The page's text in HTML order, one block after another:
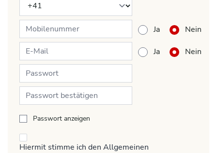
Ja Nein
Ja Nein
Passwort anzeigen
Hiermit stimme ich den Allgemeinen